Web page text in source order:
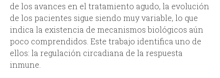
de los avances en el tratamiento agudo, la evolución
de los pacientes sigue siendo muy variable, lo que
indica la existencia de mecanismos biológicos aún
poco comprendidos. Este trabajo identifica uno de
ellos: la regulación circadiana de la respuesta
inmune.